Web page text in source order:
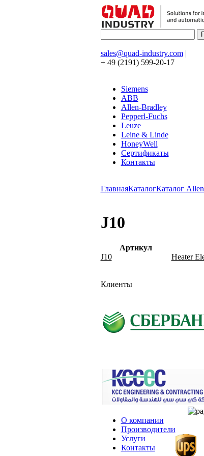
sales@quad-industry.com|
+ 49 (2191) 599-20-17
Siemens
ABB
Allen-Bradley
Pepperl-Fuchs
Leuze
Leine & Linde
HoneyWell
Сертификаты
Контакты
ГлавнаяКаталогКаталог
J10
Артикул
J10
Heater
Клиенты
О компании
Производители
Услуги
Контакты